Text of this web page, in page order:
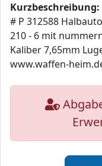
Kurzbeschreibung:
# P 312588
210 - 6 mit
Kaliber 7,65mm
www.waffen-